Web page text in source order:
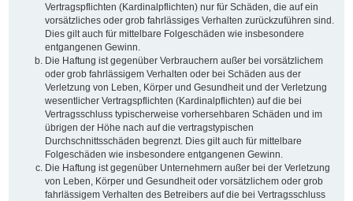
Vertragspflichten (Kardinalpflichten) nur für Schäden, die auf ein
vorsätzliches oder grob fahrlässiges Verhalten zurückzuführen sind.
Dies gilt auch für mittelbare Folgeschäden wie insbesondere
entgangenen Gewinn.
Die Haftung ist gegenüber Verbrauchern außer bei vorsätzlichem
oder grob fahrlässigem Verhalten oder bei Schäden aus der
Verletzung von Leben, Körper und Gesundheit und der Verletzung
wesentlicher Vertragspflichten (Kardinalpflichten) auf die bei
Vertragsschluss typischerweise vorhersehbaren Schäden und im
übrigen der Höhe nach auf die vertragstypischen
Durchschnittsschäden begrenzt. Dies gilt auch für mittelbare
Folgeschäden wie insbesondere entgangenen Gewinn.
Die Haftung ist gegenüber Unternehmern außer bei der Verletzung
von Leben, Körper und Gesundheit oder vorsätzlichem oder grob
fahrlässigem Verhalten des Betreibers auf die bei Vertragsschluss